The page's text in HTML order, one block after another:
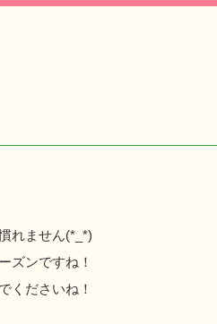
れません(*_*)
ズンですね！
くださいね！